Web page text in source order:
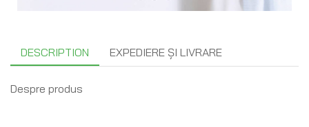
DESCRIPTION EXPEDIERE ȘI LIVRARE
Despre produs